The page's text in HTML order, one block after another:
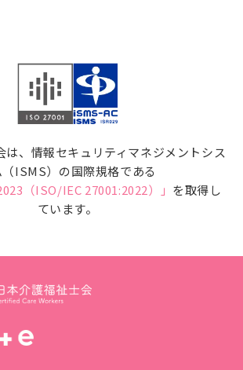
は、情報セキュリティマネジメントシス
ISMS）の国際規格である
（ISO/IEC 27001:2022）」 を取得し
ています。